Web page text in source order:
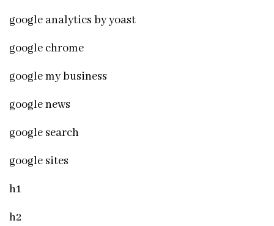
google analytics by yoast
google chrome
google my business
google news
google search
google sites
h1
h2